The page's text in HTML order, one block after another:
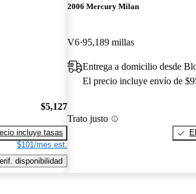
$5,127
incluye tasas
$101/mes est.
disponibilidad
2006 Mercury Milan
V6 95,189 millas
Entrega a domicilio desde
El precio incluye envío de
Trato justo